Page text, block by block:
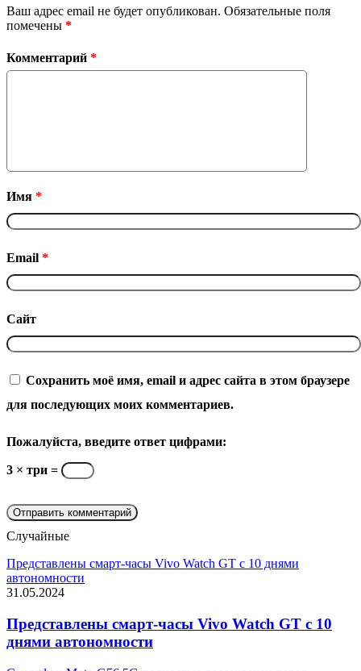
Ваш адрес email не будет опубликован. Обязательные поля
помечены *
Комментарий *
Имя *
Email *
Сайт
Сохранить моё имя, email и адрес сайта в этом браузере
для последующих моих комментариев.
Пожалуйста, введите ответ цифрами:
3 × три =
Случайные
Представлены смарт-часы Vivo Watch GT с 10 днями
автономности
31.05.2024
Представлены смарт-часы Vivo Watch GT с 10
днями автономности